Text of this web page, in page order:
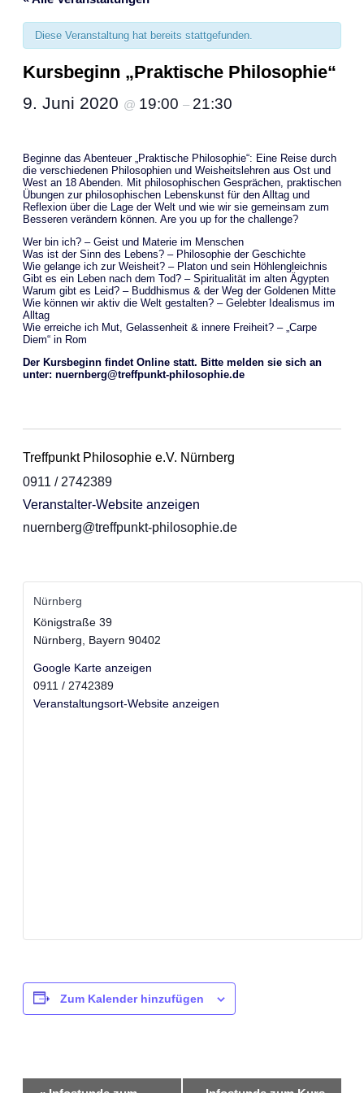
Diese Veranstaltung hat bereits stattgefunden.
Kursbeginn „Praktische Philosophie“
9. Juni 2020 @ 19:00 – 21:30
Beginne das Abenteuer „Praktische Philosophie“: Eine Reise durch
die verschiedenen Philosophien und Weisheitslehren aus Ost und
West an 18 Abenden. Mit philosophischen Gesprächen, praktischen
Übungen zur philosophischen Lebenskunst für den Alltag und
Reflexion über die Lage der Welt und wie wir sie gemeinsam zum
Besseren verändern können. Are you up for the challenge?
Wer bin ich? – Geist und Materie im Menschen
Was ist der Sinn des Lebens? – Philosophie der Geschichte
Wie gelange ich zur Weisheit? – Platon und sein Höhlengleichnis
Gibt es ein Leben nach dem Tod? – Spiritualität im alten Ägypten
Warum gibt es Leid? – Buddhismus & der Weg der Goldenen Mitte
Wie können wir aktiv die Welt gestalten? – Gelebter Idealismus im
Alltag
Wie erreiche ich Mut, Gelassenheit & innere Freiheit? – „Carpe
Diem“ in Rom
Der Kursbeginn findet Online statt. Bitte melden sie sich an
unter: nuernberg@treffpunkt-philosophie.de
Treffpunkt Philosophie e.V. Nürnberg
0911 / 2742389
Veranstalter-Website anzeigen
nuernberg@treffpunkt-philosophie.de
Nürnberg
Königstraße 39
Nürnberg
Bayern 90402
Google Karte anzeigen
0911 / 2742389
Veranstaltungsort-Website anzeigen
Zum Kalender hinzufügen